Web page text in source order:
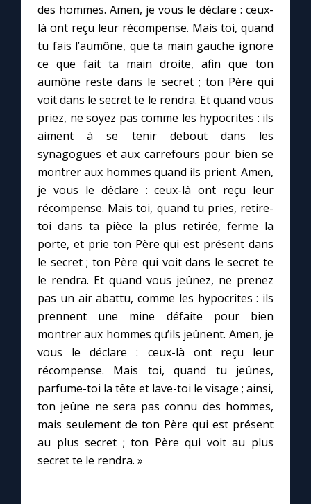
Marie qui défait les nœuds
Me consacrer à Jésus par Marie
Mes intentions de prière
Une Minute avec Marie
Une neuvaine
À la une
1000 Raisons de Croire
Chapelet pour le monde
Contact
Faire un don
Marie de Nazareth
des hommes. Amen, je vous le déclare : ceux-
là ont reçu leur récompense. Mais toi, quand
tu fais l’aumône, que ta main gauche ignore
ce que fait ta main droite, afin que ton
aumône reste dans le secret ; ton Père qui
voit dans le secret te le rendra. Et quand vous
priez, ne soyez pas comme les hypocrites : ils
aiment à se tenir debout dans les
synagogues et aux carrefours pour bien se
montrer aux hommes quand ils prient. Amen,
je vous le déclare : ceux-là ont reçu leur
récompense. Mais toi, quand tu pries, retire-
toi dans ta pièce la plus retirée, ferme la
porte, et prie ton Père qui est présent dans
le secret ; ton Père qui voit dans le secret te
le rendra. Et quand vous jeûnez, ne prenez
pas un air abattu, comme les hypocrites : ils
prennent une mine défaite pour bien
montrer aux hommes qu’ils jeûnent. Amen, je
vous le déclare : ceux-là ont reçu leur
récompense. Mais toi, quand tu jeûnes,
parfume-toi la tête et lave-toi le visage ; ainsi,
ton jeûne ne sera pas connu des hommes,
mais seulement de ton Père qui est présent
au plus secret ; ton Père qui voit au plus
secret te le rendra. »